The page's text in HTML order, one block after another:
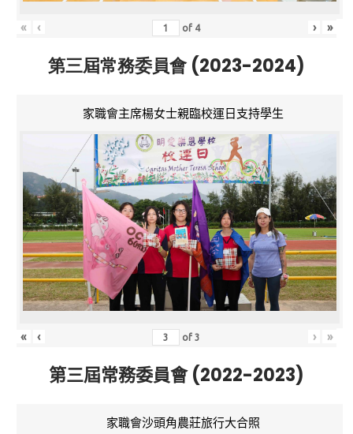
« ‹ of 4 › »
第三屆常務委員會 (2023-2024)
家職會主席楊女士親臨校運日支持學生
« ‹ of3 › »
第三屆常務委員會 (2022-2023)
家職會沙頭角農莊旅行大合照